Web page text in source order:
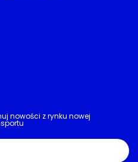
nowości z rynku nowej